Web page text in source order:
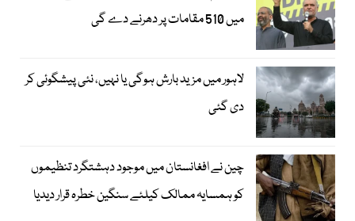
میں 510 مقامات پر دھرنے دے گی
لاہور میں مزید بارش ہوگی یا نہیں، نئی پیشگوئی کر
دی گئی
چین نے افغانستان میں موجود دہشتگرد تنظیموں
کو ہمسایہ ممالک کیلئے سنگین خطرہ قرار دیدیا